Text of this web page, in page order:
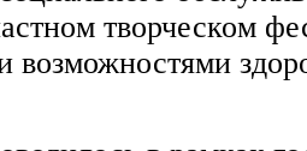
творческом
возможностями